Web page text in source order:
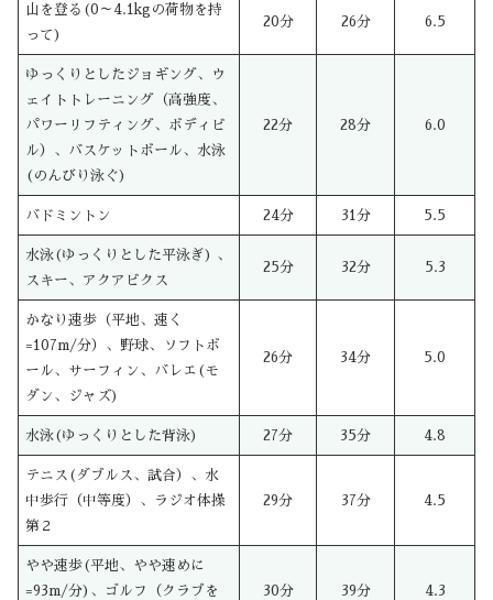
山を登る(0～4.1kgの荷物を持
って)
20分 26分 6.5
ゆっくりとしたジョギング、ウ
ェイトトレーニング（高強度、
パワーリフティング、ボディビ
ル）、バスケットボール、水泳
(のんびり泳ぐ)
22分 28分 6.0
バドミントン 24分 31分 5.5
水泳(ゆっくりとした平泳ぎ) 、
スキー、アクアビクス
25分 32分 5.3
かなり速歩（平地、速く
=107m/分）、野球、ソフトボ
ール、サーフィン、バレエ(モ
ダン、ジャズ)
26分 34分 5.0
水泳(ゆっくりとした背泳) 27分 35分 4.8
テニス(ダブルス、試合）、水
中歩行（中等度）、ラジオ体操
第２
29分 37分 4.5
やや速歩(平地、やや速めに
=93m/分)、ゴルフ（クラブを
30分 39分 4.3